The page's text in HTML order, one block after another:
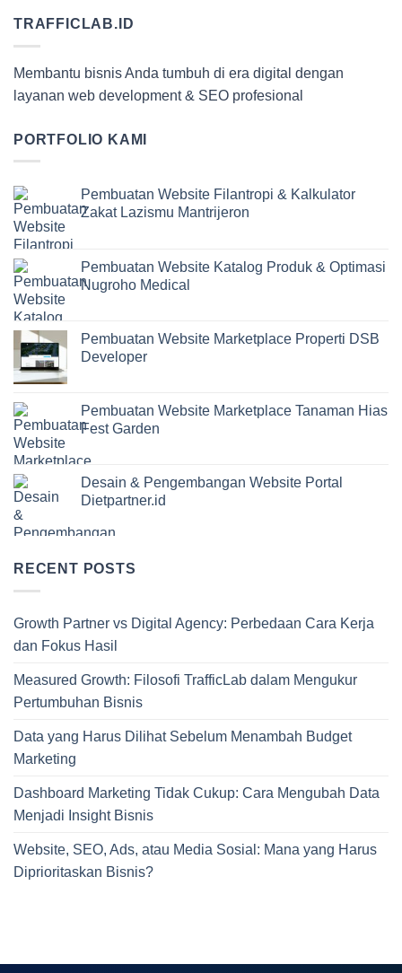
TRAFFICLAB.ID
Membantu bisnis Anda tumbuh di era digital dengan
layanan web development & SEO profesional
PORTFOLIO KAMI
Pembuatan Website Filantropi & Kalkulator
Zakat Lazismu Mantrijeron
Pembuatan Website Katalog Produk & Optimasi
Nugroho Medical
Pembuatan Website Marketplace Properti DSB
Developer
Pembuatan Website Marketplace Tanaman Hias
Fest Garden
Desain & Pengembangan Website Portal
Dietpartner.id
RECENT POSTS
Growth Partner vs Digital Agency: Perbedaan Cara Kerja
dan Fokus Hasil
Measured Growth: Filosofi TrafficLab dalam Mengukur
Pertumbuhan Bisnis
Data yang Harus Dilihat Sebelum Menambah Budget
Marketing
Dashboard Marketing Tidak Cukup: Cara Mengubah Data
Menjadi Insight Bisnis
Website, SEO, Ads, atau Media Sosial: Mana yang Harus
Diprioritaskan Bisnis?